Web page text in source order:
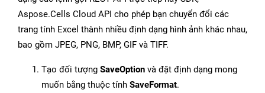
Aspose.Cells Cloud API cho phép bạn chuyển đổi các
trang tính Excel thành nhiều định dạng hình ảnh khác nhau,
bao gồm JPEG, PNG, BMP, GIF và TIFF.
Tạo đối tượng SaveOption và đặt định dạng mong
muốn bằng thuộc tính SaveFormat.